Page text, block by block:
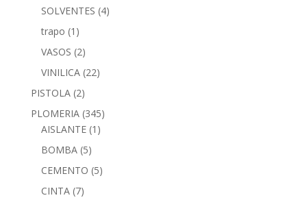
SOLVENTES (4)
trapo (1)
VASOS (2)
VINILICA (22)
PISTOLA (2)
PLOMERIA (345)
AISLANTE (1)
BOMBA (5)
CEMENTO (5)
CINTA (7)